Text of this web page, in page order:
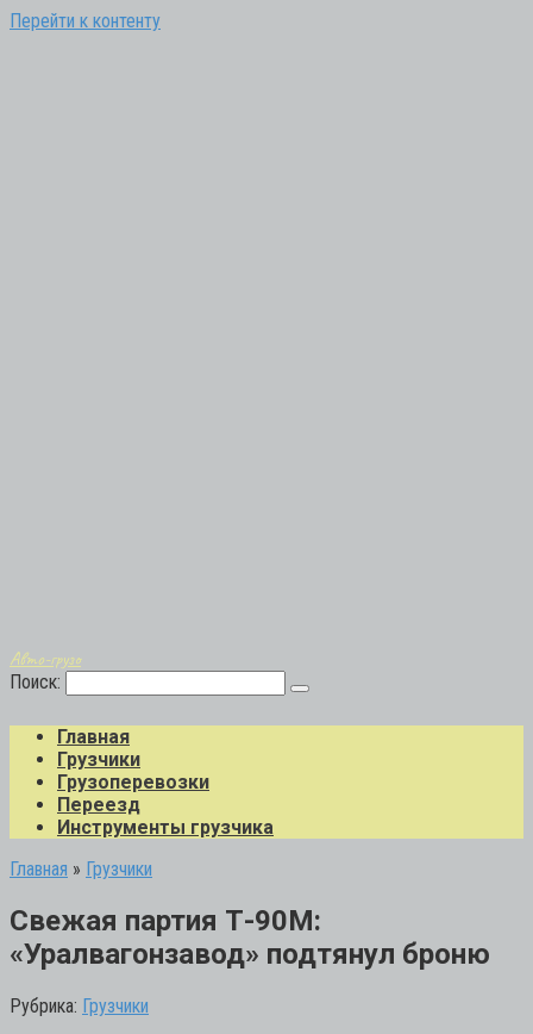
Перейти к контенту
Авто-грузо
Поиск:
Главная
Грузчики
Грузоперевозки
Переезд
Инструменты грузчика
Главная » Грузчики
Свежая партия Т-90М:
«Уралвагонзавод» подтянул броню
Рубрика: Грузчики